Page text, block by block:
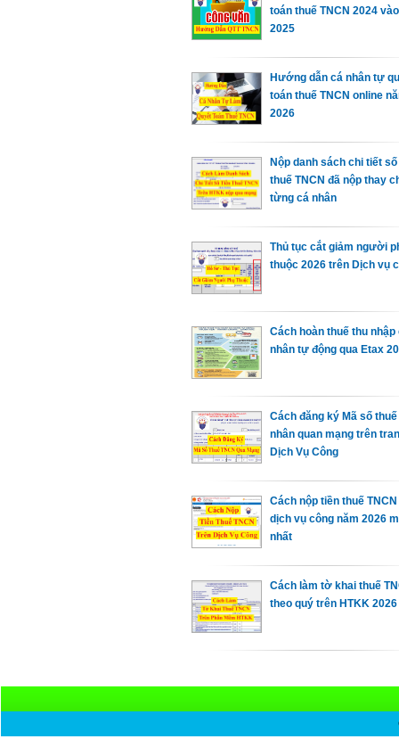
toán thuế TNCN 2024
2025
Hướng dẫn cá nhân tự
toán thuế TNCN online
2026
Nộp danh sách chi tiết
thuế TNCN đã nộp thay
từng cá nhân
Thủ tục cắt giảm người
thuộc 2026 trên Dịch vụ
Cách hoàn thuế thu nhập
nhân tự động qua Etax
Cách đăng ký Mã số
nhân quan mạng trên
Dịch Vụ Công
Cách nộp tiền thuế
dịch vụ công năm 2026
nhất
Cách làm tờ khai thuế
theo quý trên HTKK 2026